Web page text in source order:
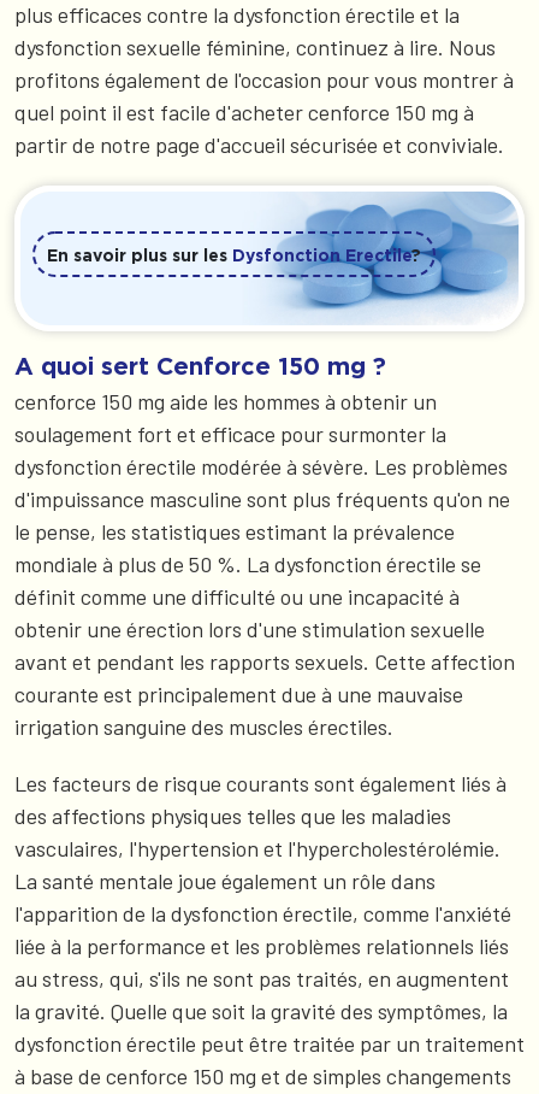
plus efficaces contre la dysfonction érectile et la
dysfonction sexuelle féminine, continuez à lire. Nous
profitons également de l'occasion pour vous montrer à
quel point il est facile d'acheter cenforce 150 mg à
partir de notre page d'accueil sécurisée et conviviale.
En savoir plus sur les Dysfonction Erectile?
A quoi sert Cenforce 150 mg ?
cenforce 150 mg aide les hommes à obtenir un
soulagement fort et efficace pour surmonter la
dysfonction érectile modérée à sévère. Les problèmes
d'impuissance masculine sont plus fréquents qu'on ne
le pense, les statistiques estimant la prévalence
mondiale à plus de 50 %. La dysfonction érectile se
définit comme une difficulté ou une incapacité à
obtenir une érection lors d'une stimulation sexuelle
avant et pendant les rapports sexuels. Cette affection
courante est principalement due à une mauvaise
irrigation sanguine des muscles érectiles.
Les facteurs de risque courants sont également liés à
des affections physiques telles que les maladies
vasculaires, l'hypertension et l'hypercholestérolémie.
La santé mentale joue également un rôle dans
l'apparition de la dysfonction érectile, comme l'anxiété
liée à la performance et les problèmes relationnels liés
au stress, qui, s'ils ne sont pas traités, en augmentent
la gravité. Quelle que soit la gravité des symptômes, la
dysfonction érectile peut être traitée par un traitement
à base de cenforce 150 mg et de simples changements